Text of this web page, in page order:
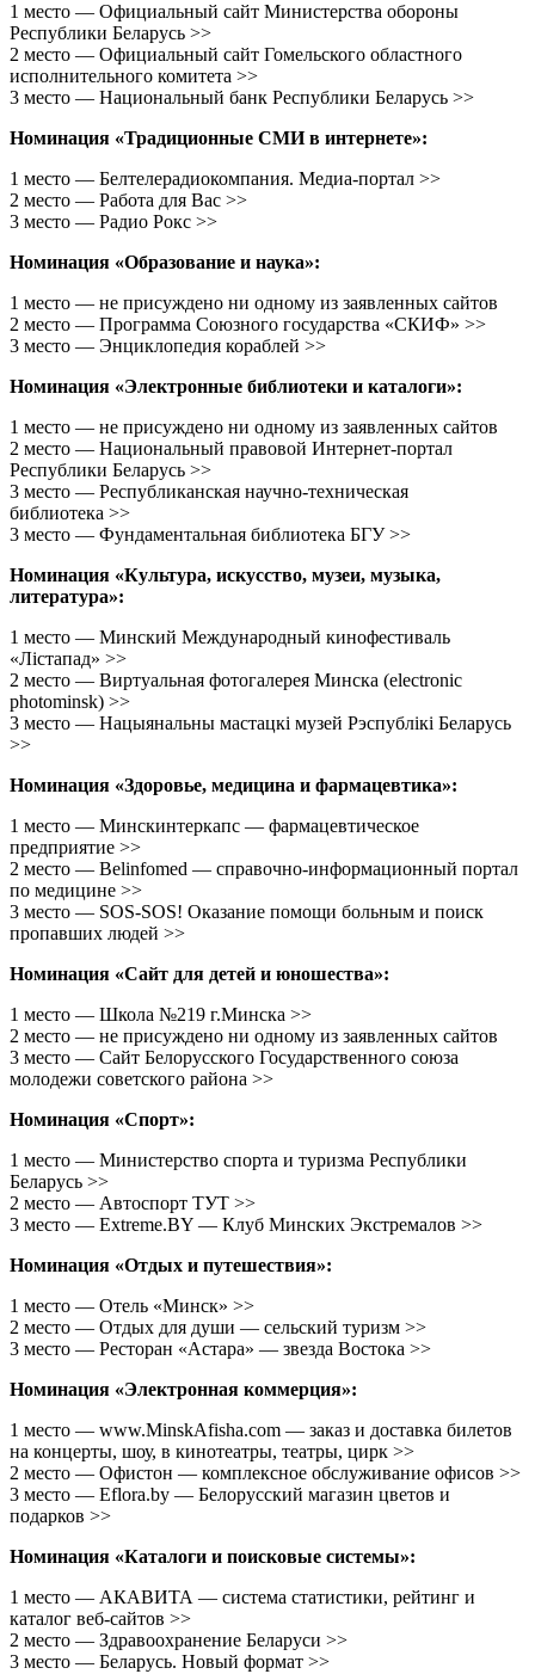
1 место — Официальный сайт Министерства обороны
Республики Беларусь >>
2 место — Официальный сайт Гомельского областного
исполнительного комитета >>
3 место — Национальный банк Республики Беларусь >>
Номинация «Традиционные СМИ в интернете»:
1 место — Белтелерадиокомпания. Медиа-портал >>
2 место — Работа для Вас >>
3 место — Радио Рокс >>
Номинация «Образование и наука»:
1 место — не присуждено ни одному из заявленных сайтов
2 место — Программа Союзного государства «СКИФ» >>
3 место — Энциклопедия кораблей >>
Номинация «Электронные библиотеки и каталоги»:
1 место — не присуждено ни одному из заявленных сайтов
2 место — Национальный правовой Интернет-портал
Республики Беларусь >>
3 место — Республиканская научно-техническая
библиотека >>
3 место — Фундаментальная библиотека БГУ >>
Номинация «Культура, искусство, музеи, музыка,
литература»:
1 место — Минский Международный кинофестиваль
«Лiстапад» >>
2 место — Виртуальная фотогалерея Минска (electronic
photominsk) >>
3 место — Нацыянальны мастацкі музей Рэспублікі Беларусь
>>
Номинация «Здоровье, медицина и фармацевтика»:
1 место — Минскинтеркапс — фармацевтическое
предприятие >>
2 место — Belinfomed — справочно-информационный портал
по медицине >>
3 место — SOS-SOS! Оказание помощи больным и поиск
пропавших людей >>
Номинация «Сайт для детей и юношества»:
1 место — Школа №219 г.Минска >>
2 место — не присуждено ни одному из заявленных сайтов
3 место — Сайт Белорусского Государственного союза
молодежи советского района >>
Номинация «Спорт»:
1 место — Министерство спорта и туризма Республики
Беларусь >>
2 место — Автоспорт ТУТ >>
3 место — Extreme.BY — Клуб Минских Экстремалов >>
Номинация «Отдых и путешествия»:
1 место — Отель «Минск» >>
2 место — Отдых для души — сельский туризм >>
3 место — Ресторан «Астара» — звезда Востока >>
Номинация «Электронная коммерция»:
1 место — www.MinskAfisha.com — заказ и доставка билетов
на концерты, шоу, в кинотеатры, театры, цирк >>
2 место — Офистон — комплексное обслуживание офисов >>
3 место — Eflora.by — Белорусский магазин цветов и
подарков >>
Номинация «Каталоги и поисковые системы»:
1 место — АКАВИТА — система статистики, рейтинг и
каталог веб-сайтов >>
2 место — Здравоохранение Беларуси >>
3 место — Беларусь. Новый формат >>